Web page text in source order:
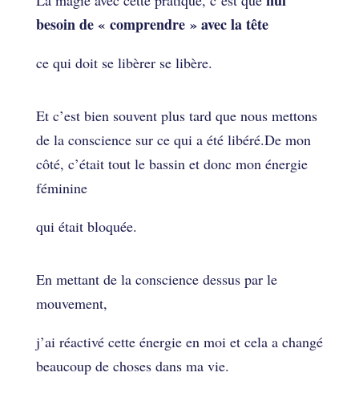
besoin de « comprendre » avec la tête
ce qui doit se libèrer se libère.
Et c’est bien souvent plus tard que nous mettons
de la conscience sur ce qui a été libéré.De mon
côté, c’était tout le bassin et donc mon énergie
féminine
qui était bloquée.
En mettant de la conscience dessus par le
mouvement,
j’ai réactivé cette énergie en moi et cela a changé
beaucoup de choses dans ma vie.